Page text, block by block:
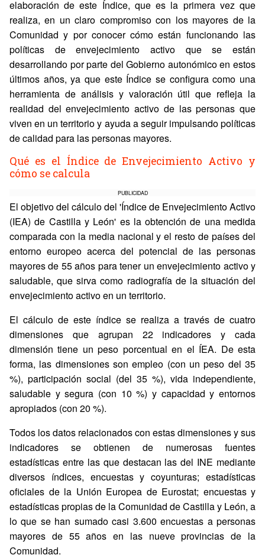
elaboración de este Índice, que es la primera vez que
realiza, en un claro compromiso con los mayores de la
Comunidad y por conocer cómo están funcionando las
políticas de envejecimiento activo que se están
desarrollando por parte del Gobierno autonómico en estos
últimos años, ya que este Índice se configura como una
herramienta de análisis y valoración útil que refleja la
realidad del envejecimiento activo de las personas que
viven en un territorio y ayuda a seguir impulsando políticas
de calidad para las personas mayores.
Qué es el Índice de Envejecimiento Activo y
cómo se calcula
PUBLICIDAD
El objetivo del cálculo del 'Índice de Envejecimiento Activo
(IEA) de Castilla y León' es la obtención de una medida
comparada con la media nacional y el resto de países del
entorno europeo acerca del potencial de las personas
mayores de 55 años para tener un envejecimiento activo y
saludable, que sirva como radiografía de la situación del
envejecimiento activo en un territorio.
El cálculo de este índice se realiza a través de cuatro
dimensiones que agrupan 22 indicadores y cada
dimensión tiene un peso porcentual en el ÍEA. De esta
forma, las dimensiones son empleo (con un peso del 35
%), participación social (del 35 %), vida independiente,
saludable y segura (con 10 %) y capacidad y entornos
apropiados (con 20 %).
Todos los datos relacionados con estas dimensiones y sus
indicadores se obtienen de numerosas fuentes
estadísticas entre las que destacan las del INE mediante
diversos índices, encuestas y coyunturas; estadísticas
oficiales de la Unión Europea de Eurostat; encuestas y
estadísticas propias de la Comunidad de Castilla y León, a
lo que se han sumado casi 3.600 encuestas a personas
mayores de 55 años en las nueve provincias de la
Comunidad.